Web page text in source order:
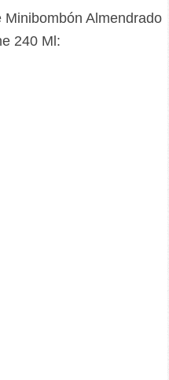
Almendrado
240 Ml: